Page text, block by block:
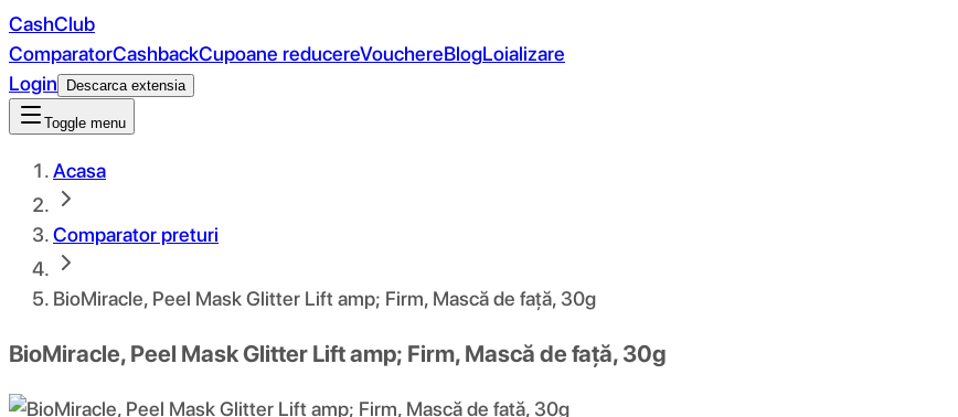
CashClub
ComparatorCashbackCupoane reducereVouchereBlogLoializare
Login
Descarca extensia
Toggle menu
Acasa
Comparator preturi
BioMiracle, Peel Mask Glitter Lift amp; Firm, Mască de față, 30g
BioMiracle, Peel Mask Glitter Lift amp; Firm, Mască de față, 30g